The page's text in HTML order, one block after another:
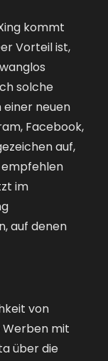
kommt
Vorteil ist,
solche
einer neuen
Facebook,
auf,
empfehlen
im
auf denen
von
Werben mit
über die